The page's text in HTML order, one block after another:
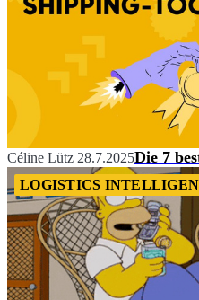
Céline Lütz 28.7.2025Die 7
LOGISTICS